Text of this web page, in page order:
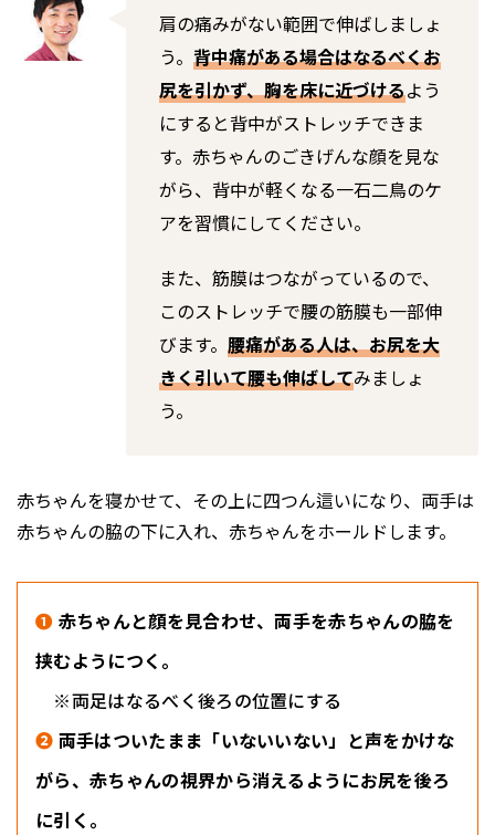
肩の痛みがない範囲で伸ばしましょ
う。 背中痛がある場合はなるべくお
尻を引かず、胸を床に近づけるよう
にすると背中がストレッチできま
す。赤ちゃんのごきげんな顔を見な
がら、背中が軽くなる一石二鳥のケ
アを習慣にしてください。
また、筋膜はつながっているので、
このストレッチで腰の筋膜も一部伸
びます。 腰痛がある人は、お尻を大
きく引いて腰も伸ばしてみましょ
う。
赤ちゃんを寝かせて、その上に四つん這いになり、両手は
赤ちゃんの脇の下に入れ、赤ちゃんをホールドします。
❶ 赤ちゃんと顔を見合わせ、両手を赤ちゃんの脇を
挟むようにつく。
※両足はなるべく後ろの位置にする
❷ 両手はついたまま「いないいない」と声をかけな
がら、赤ちゃんの視界から消えるようにお尻を後ろ
に引く。